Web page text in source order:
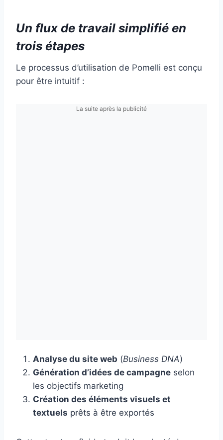
Un flux de travail simplifié en
trois étapes
Le processus d’utilisation de Pomelli est conçu
pour être intuitif :
La suite après la publicité
Analyse du site web (Business DNA)
Génération d’idées de campagne selon
les objectifs marketing
Création des éléments visuels et
textuels prêts à être exportés